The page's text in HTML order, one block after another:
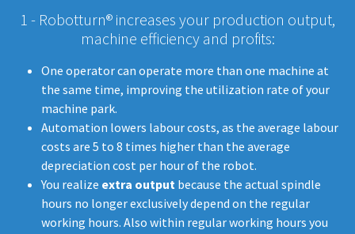
1 - Robotturn® increases your production output,
machine efficiency and profits:
​​​​​One operator can operate more than one machine at
the same time, improving the utilization rate of your
machine park.
Automation lowers labour costs, as the average labour
costs are 5 to 8 times higher than the average
depreciation cost per hour of the robot.
You realize extra output because the actual spindle
hours no longer exclusively depend on the regular
working hours. Also within regular working hours you